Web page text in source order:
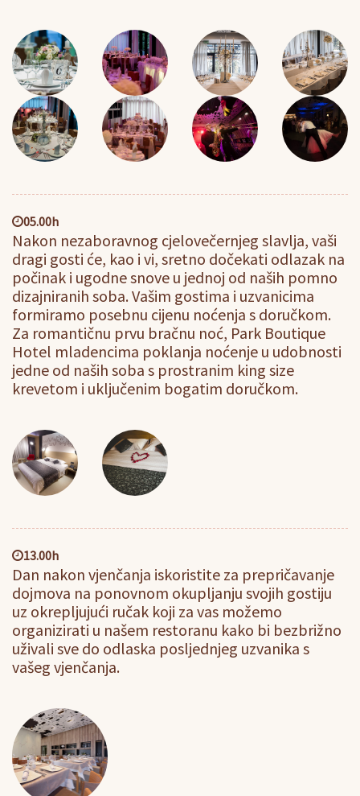
05.00h
Nakon nezaboravnog cjelovečernjeg slavlja, vaši
dragi gosti će, kao i vi, sretno dočekati odlazak na
počinak i ugodne snove u jednoj od naših pomno
dizajniranih soba. Vašim gostima i uzvanicima
formiramo posebnu cijenu noćenja s doručkom.
Za romantičnu prvu bračnu noć, Park Boutique
Hotel mladencima poklanja noćenje u udobnosti
jedne od naših soba s prostranim king size
krevetom i uključenim bogatim doručkom.
13.00h
Dan nakon vjenčanja iskoristite za prepričavanje
dojmova na ponovnom okupljanju svojih gostiju
uz okrepljujući ručak koji za vas možemo
organizirati u našem restoranu kako bi bezbrižno
uživali sve do odlaska posljednjeg uzvanika s
vašeg vjenčanja.